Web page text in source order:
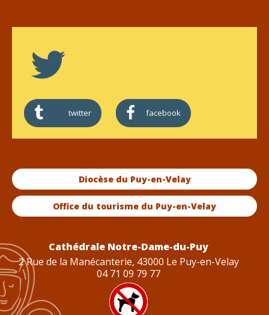
twitter facebook
Diocèse du Puy-en-Velay
Office du tourisme du Puy-en-Velay
Cathédrale Notre-Dame-du-Puy
2 Rue de la Manécanterie, 43000 Le Puy-en-Velay
04 71 09 79 77